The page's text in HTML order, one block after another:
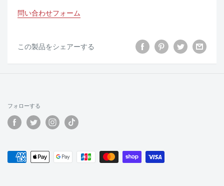
問い合わせフォーム
この製品をシェアーする
フォローする